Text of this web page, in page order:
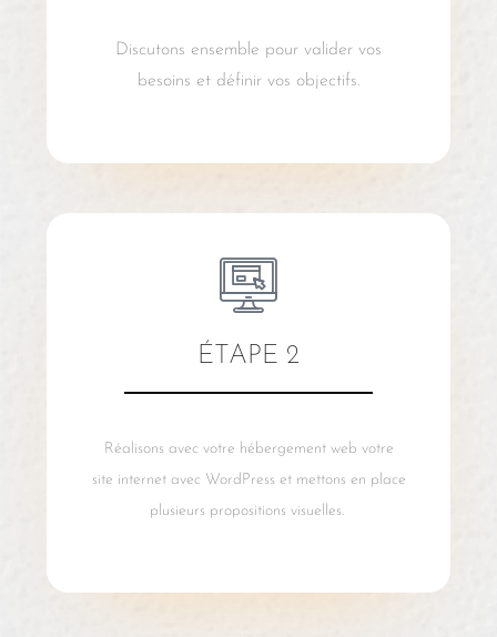
Discutons ensemble pour valider vos
besoins et définir vos objectifs.
ÉTAPE 2
Réalisons avec votre hébergement web votre
site internet avec WordPress et mettons en place
plusieurs propositions visuelles.